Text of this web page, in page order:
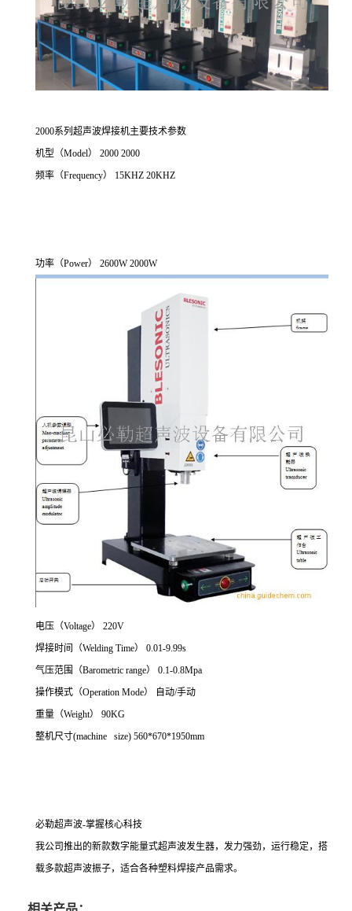
2000系列超声波焊接机主要技术参数
机型（Model） 2000 2000
频率（Frequency） 15KHZ 20KHZ
功率（Power） 2600W 2000W
电压（Voltage） 220V
焊接时间（Welding Time） 0.01-9.99s
气压范围（Barometric range） 0.1-0.8Mpa
操作模式（Operation Mode） 自动/手动
重量（Weight） 90KG
整机尺寸(machine size) 560*670*1950mm
必勒超声波-掌握核心科技
我公司推出的新款数字能量式超声波发生器，发力强劲，运行稳定，搭
载多款超声波振子，适合各种塑料焊接产品需求。